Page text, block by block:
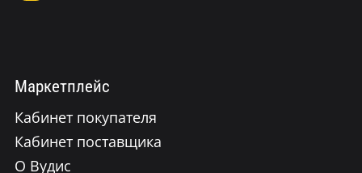
Маркетплейс
Кабинет покупателя
Кабинет поставщика
О Вудис